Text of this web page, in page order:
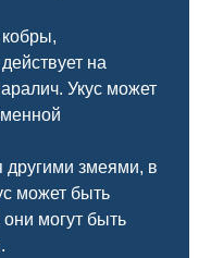
на
Укус может
змеями, в
может быть
они могут быть